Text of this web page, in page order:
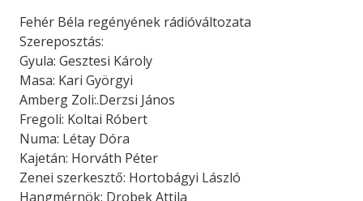
Fehér Béla regényének rádióváltozata
Szereposztás:
Gyula: Gesztesi Károly
Masa: Kari Györgyi
Amberg Zoli:.Derzsi János
Fregoli: Koltai Róbert
Numa: Létay Dóra
Kajetán: Horváth Péter
Zenei szerkesztő: Hortobágyi László
Hangmérnök: Drobek Attila